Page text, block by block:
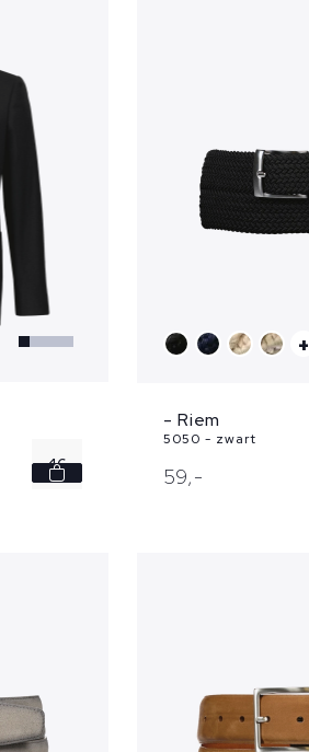
46
+
- Riem
5050 - zwart
59,-